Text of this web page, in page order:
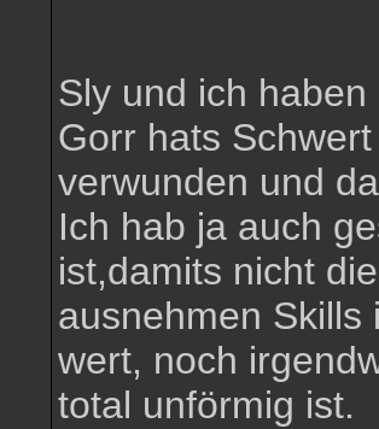
Sly und ich
Gorr hats
verwunden und
Ich hab ja auch
ist,damits nicht
ausnehmen
wert, noch
total unförmig ist.